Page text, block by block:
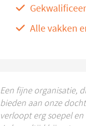
Alle vakken
Een fijne organisatie,
bieden aan onze
verloopt erg soepel